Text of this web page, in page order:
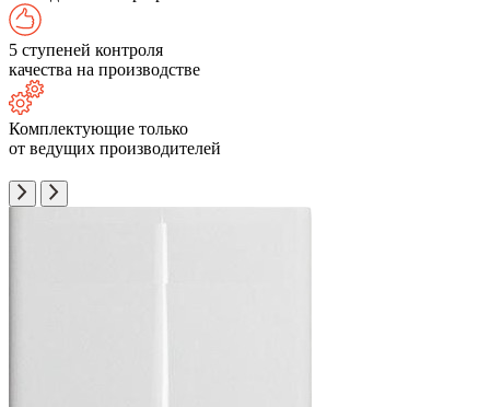
5 ступеней контроля
качества на производстве
Комплектующие только
от ведущих производителей